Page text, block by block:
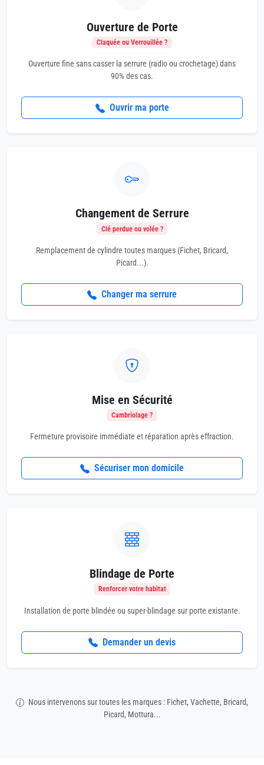
Ouverture de Porte
Claquée ou Verrouillée ?
Ouverture fine sans casser la serrure (radio ou crochetage) dans
90% des cas.
Ouvrir ma porte
Changement de Serrure
Clé perdue ou volée ?
Remplacement de cylindre toutes marques (Fichet, Bricard,
Picard...).
Changer ma serrure
Mise en Sécurité
Cambriolage ?
Fermeture provisoire immédiate et réparation après effraction.
Sécuriser mon domicile
Blindage de Porte
Renforcer votre habitat
Installation de porte blindée ou super-blindage sur porte existante.
Demander un devis
Nous intervenons sur toutes les marques : Fichet, Vachette, Bricard,
Picard, Mottura...